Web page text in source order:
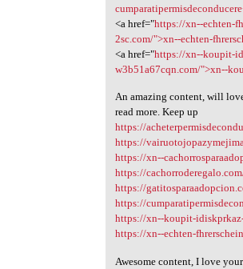
<a href="https://xn--echten-
2sc.com/">xn--echten-
<a href="https://xn--koupit-
w3b51a67cqn.com/">xn--
An amazing content, will
read more. Keep up
https://
https://
https://xn--
https://
https://
https://
https://xn--koupit-
https://xn--echten-
Awesome content, I love